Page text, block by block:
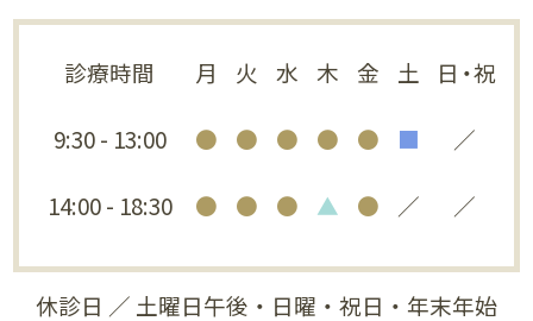
診療時間 月 火 水 木 金 土 日・祝
9:30 - 13:00 ● ● ● ● ● ■ ／
14:00 - 18:30 ● ● ● ▲ ● ／ ／
休診日 ／ 土曜日午後・日曜・祝日・年末年始